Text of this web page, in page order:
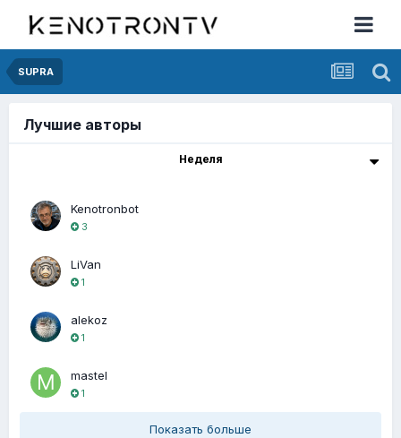
SUPRA
Лучшие авторы
Неделя
Kenotronbot
3
LiVan
1
alekoz
1
mastel
1
Показать больше